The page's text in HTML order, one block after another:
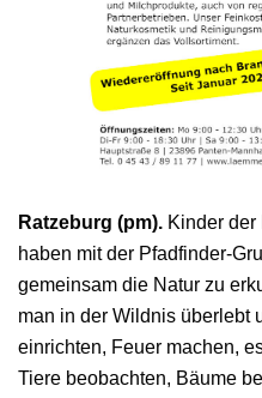
Ratzeburg (pm). Kinder
haben mit der Pfadfinder-
gemeinsam die Natur zu
man in der Wildnis überlebt
einrichten, Feuer machen,
Tiere beobachten, Bäume